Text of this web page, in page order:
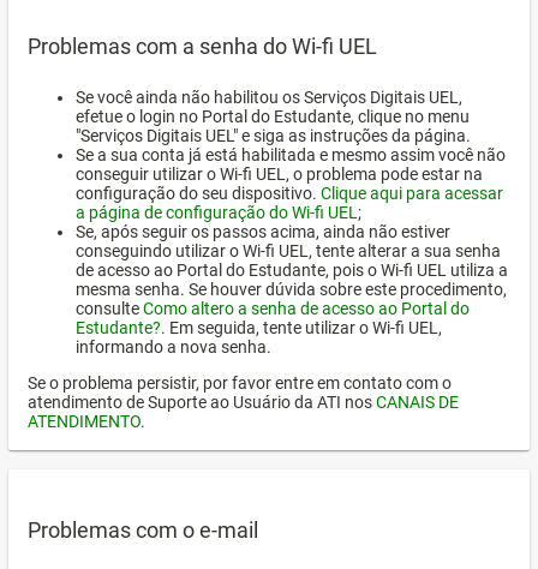
Problemas com a senha do Wi-fi UEL
Se você ainda não habilitou os Serviços Digitais UEL,
efetue o login no Portal do Estudante, clique no menu
"Serviços Digitais UEL" e siga as instruções da página.
Se a sua conta já está habilitada e mesmo assim você não
conseguir utilizar o Wi-fi UEL, o problema pode estar na
configuração do seu dispositivo. Clique aqui para acessar
a página de configuração do Wi-fi UEL ;
Se, após seguir os passos acima, ainda não estiver
conseguindo utilizar o Wi-fi UEL, tente alterar a sua senha
de acesso ao Portal do Estudante, pois o Wi-fi UEL utiliza a
mesma senha. Se houver dúvida sobre este procedimento,
consulteComo altero a senha de acesso ao Portal do
Estudante?. Em seguida, tente utilizar o Wi-fi UEL,
informando a nova senha.
Se o problema persistir, por favor entre em contato com o
atendimento de Suporte ao Usuário da ATI nosCANAIS DE
ATENDIMENTO.
Problemas com o e-mail